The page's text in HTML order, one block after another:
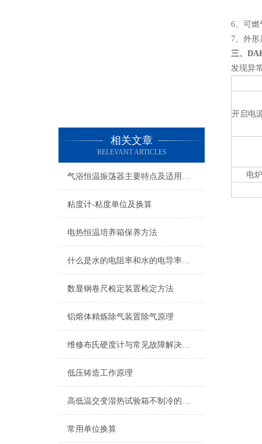
相关文章
RELEVANT ARTICLES
气浴恒温振荡器主要特点及适用范围
粘度计-粘度单位及换算
电热恒温培养箱保养方法
什么是水的电阻率和水的电导率？如何测量？
数显钢卷尺检定装置检定方法
铝熔体精炼除气装置除气原理
维修布氏硬度计与常见故障解决方法
低压铸造工作原理
高低温交变湿热试验箱不制冷的问题从两大点去分析
常用单位换算
6、可燃
7、外形
三、
发现异
开启电
电